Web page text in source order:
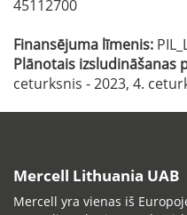
45112700
Finansējuma līmenis:
Plānotais izsludināšanas
ceturksnis - 2023, 4.
Mercell Lithuania UAB
Mercell yra vienas iš